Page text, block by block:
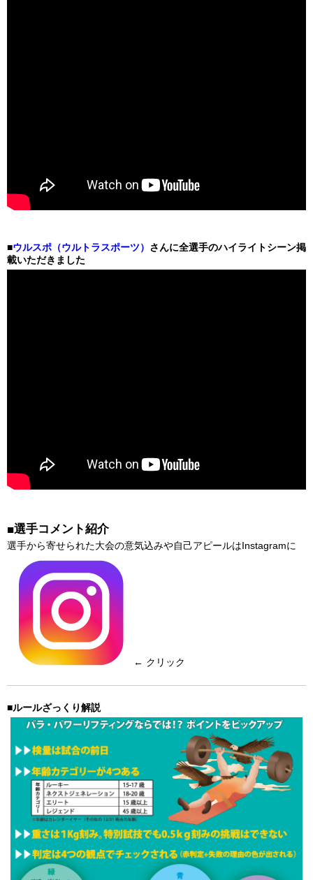
■ウルスポ（ウルトラスポーツ） さんに全選手のハイライトシーン掲
載いただきました
■選手コメント紹介
選手から寄せられた大会の意気込みや自己アピールはInstagramに
← クリック
■ルールざっくり解説